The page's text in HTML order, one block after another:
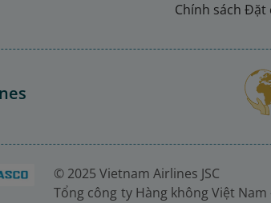
Chính sách Đặt
© 2025 Vietnam Airlines JSC
Tổng công ty Hàng không Việt Nam